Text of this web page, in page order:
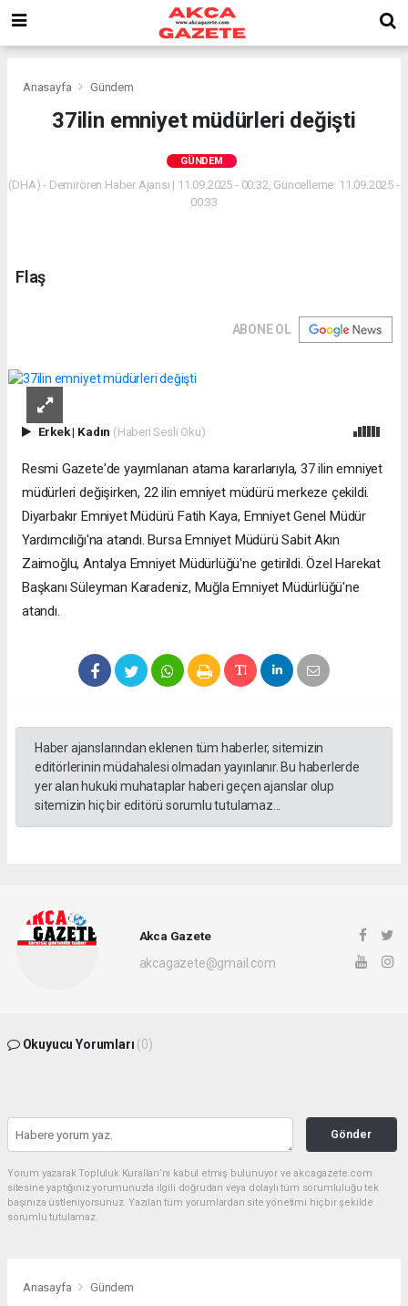
Anasayfa Gündem
37ilin emniyet müdürleri değişti
GÜNDEM
(DHA) - Demirören Haber Ajansı | 11.09.2025 - 00:32, Güncelleme: 11.09.2025 -
00:33
Flaş
ABONE OL
Erkek| Kadın (Haberi Sesli Oku)
Resmi Gazete'de yayımlanan atama kararlarıyla, 37 ilin emniyet
müdürleri değişirken, 22 ilin emniyet müdürü merkeze çekildi.
Diyarbakır Emniyet Müdürü Fatih Kaya, Emniyet Genel Müdür
Yardımcılığı'na atandı. Bursa Emniyet Müdürü Sabit Akın
Zaimoğlu, Antalya Emniyet Müdürlüğü'ne getirildi. Özel Harekat
Başkanı Süleyman Karadeniz, Muğla Emniyet Müdürlüğü'ne
atandı.
Haber ajanslarından eklenen tüm haberler, sitemizin
editörlerinin müdahalesi olmadan yayınlanır. Bu haberlerde
yer alan hukuki muhataplar haberi geçen ajanslar olup
sitemizin hiç bir editörü sorumlu tutulamaz...
Akca Gazete
akcagazete@gmail.com
Okuyucu Yorumları (0)
Gönder
Yorum yazarak Topluluk Kuralları’nı kabul etmiş bulunuyor ve akcagazete.com
sitesine yaptığınız yorumunuzla ilgili doğrudan veya dolaylı tüm sorumluluğu tek
başınıza üstleniyorsunuz. Yazılan tüm yorumlardan site yönetimi hiçbir şekilde
sorumlu tutulamaz.
Anasayfa Gündem